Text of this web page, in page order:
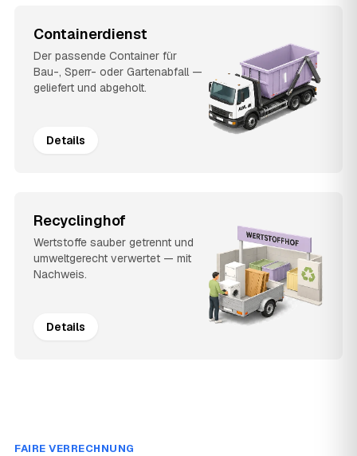
Containerdienst
Der passende Container für
Bau-, Sperr- oder Gartenabfall —
geliefert und abgeholt.
Details
Recyclinghof
Wertstoffe sauber getrennt und
umweltgerecht verwertet — mit
Nachweis.
Details
FAIRE VERRECHNUNG